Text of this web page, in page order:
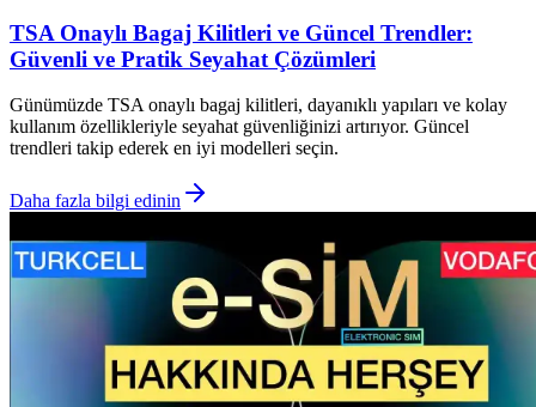
TSA Onaylı Bagaj Kilitleri ve Güncel Trendler:
Güvenli ve Pratik Seyahat Çözümleri
Günümüzde TSA onaylı bagaj kilitleri, dayanıklı yapıları ve kolay
kullanım özellikleriyle seyahat güvenliğinizi artırıyor. Güncel
trendleri takip ederek en iyi modelleri seçin.
Daha fazla bilgi edinin